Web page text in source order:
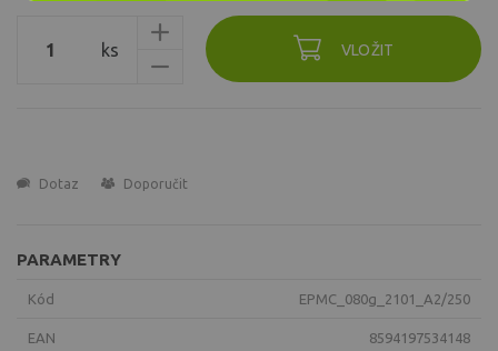
ks VLOŽIT
Dotaz Doporučit
PARAMETRY
Kód EPMC_080g_2101_A2/250
EAN 8594197534148